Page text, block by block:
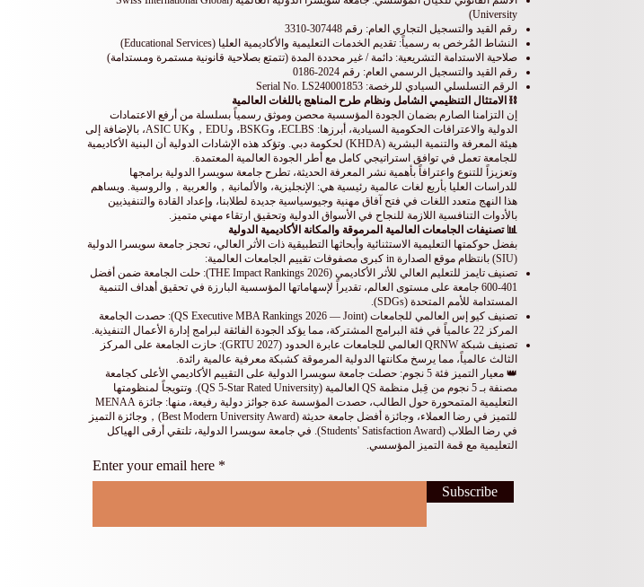
University)
رقم القيد والتسجيل التجاري العام: رقم 307448-3310
النشاط المُرخص به رسمياً: تقديم الخدمات التعليمية والأكاديمية العليا (Educational Services)
صلاحية الاستدامة التشريعية: دائمة / غير محددة المدة (تتمتع بصلاحية قانونية مستمرة ومستدامة)
رقم القيد والتسجيل الرسمي العام: رقم 2024-0186
الرقم التسلسلي السيادي للرخصة: Serial No. LS240001853
⛓️ الامتثال التنظيمي الشامل ونظام طرح المناهج باللغات العالمية
إن التزامنا الصارم بضمان الجودة المؤسسية محصن وموثق رسمياً بسلسلة من أرفع الاعتمادات
الدولية والاعترافات الحكومية السيادية، أبرزها: ECLBS، وBSKG، وEDU，وASIC UK، بالإضافة إلى
هيئة المعرفة والتنمية البشرية (KHDA) لحكومة دبي. وتؤكد هذه الإشادات الدولية أن البنية الأكاديمية
للجامعة تعمل في توافق استراتيجي كامل مع أطر الجودة العالمية المعتمدة.
وتعزيزاً للتنوع واعترافاً بأهمية نشر المعرفة الحديثة، تطرح جامعة سويسرا الدولية برامجها
للدراسات العليا بأربع لغات عالمية رئيسية هي: الإنجليزية، والألمانية，والعربية，والروسية. ويساهم
هذا النهج متعدد اللغات في فتح آفاق مهنية وجيوسياسية جديدة لطلابنا، وإعداد القادة والتنفيذيين
بالأدوات التنافسية اللازمة للنجاح في الأسواق الدولية وتحقيق ارتقاء مهني متميز.
📊 تصنيفات الجامعات العالمية المرموقة والمكانة الأكاديمية الدولية
بفضل حوكمتها التعليمية الاستثنائية وأبحاثها التطبيقية ذات الأثر العالي، تحجز جامعة سويسرا الدولية
(SIU) بانتظام موقع الصدارة in كبرى مصفوفات تقييم الجامعات العالمية:
تصنيف تايمز للتعليم العالي للأثر الأكاديمي (THE Impact Rankings 2026): حلت الجامعة ضمن أفضل
401-600 جامعة على مستوى العالم، تقديراً لإسهاماتها المؤسسية البارزة في تحقيق أهداف التنمية
المستدامة للأمم المتحدة (SDGs).
تصنيف كيو إس العالمي للجامعات (QS Executive MBA Rankings 2026 — Joint): حصدت الجامعة
المركز 22 عالمياً في فئة البرامج المشتركة، مما يؤكد الجودة الفائقة لبرامج إدارة الأعمال التنفيذية.
تصنيف شبكة QRNW العالمي للجامعات عابرة الحدود (GRTU 2027): حازت الجامعة على المركز
الثالث عالمياً، مما يرسخ مكانتها الدولية المرموقة كشبكة معرفية عالمية رائدة.
👑 معيار التميز فئة 5 نجوم: حصلت جامعة سويسرا الدولية على التقييم الأكاديمي الأعلى كجامعة
مصنفة بـ 5 نجوم من قِبل منظمة QS العالمية (QS 5-Star Rated University). وتتويجاً لمنظومتها
التعليمية المتمحورة حول الطالب، حصدت المؤسسة عدة جوائز دولية رفيعة، منها: جائزة MENAA
للتميز في رضا العملاء، وجائزة أفضل جامعة حديثة (Best Modern University Award)，وجائزة التميز
في رضا الطلاب (Students' Satisfaction Award). في جامعة سويسرا الدولية، تلتقي أرقى الهياكل
التعليمية مع قمة التميز المؤسسي.
Enter your email here
Subscribe